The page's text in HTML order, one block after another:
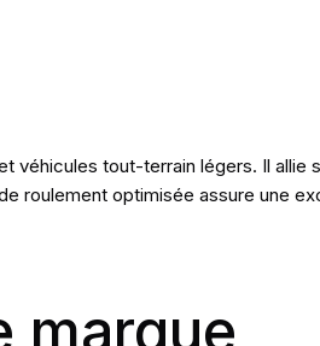
véhicules tout-terrain légers. Il
roulement optimisée assure une
marque